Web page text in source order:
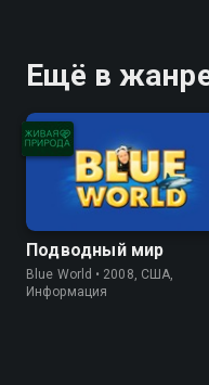
Ещё в
Подводный мир
Blue World • 2008, США,
Информация